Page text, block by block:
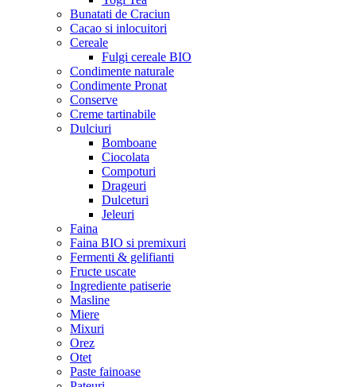
Bunatati de Craciun
Cacao si inlocuitori
Cereale
Fulgi cereale BIO
Condimente naturale
Condimente Pronat
Conserve
Creme tartinabile
Dulciuri
Bomboane
Ciocolata
Compoturi
Drageuri
Dulceturi
Jeleuri
Faina
Faina BIO si premixuri
Fermenti & gelifianti
Fructe uscate
Ingrediente patiserie
Masline
Miere
Mixuri
Orez
Otet
Paste fainoase